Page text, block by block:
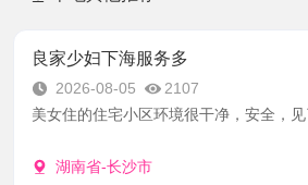
良家少妇下海服务多
2026-08-05
2107
美女住的住宅小区环境很干净，安全，
湖南省-长沙市